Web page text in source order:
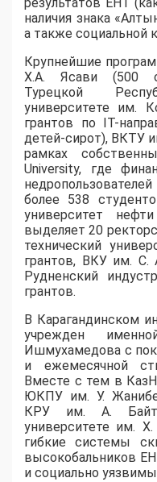
наличия знака
а также социальной
​Крупнейшие
Х.А. Ясави (500
Турецкой
университете им.
грантов по IT-
детей-сирот), ВКТУ
рамках
University, где
более 538
университет
выделяет 20
технический
грантов, ВКУ им. С.
Рудненский
грантов.
​В Карагандинском
учрежден
Ишмухамедова с
и ежемесячной
Вместе с тем в
ЮКПУ им. У.
КРУ им. А.
университете им.
гибкие системы
высокобальников
и социально